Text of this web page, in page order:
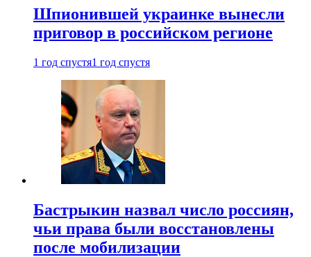
Шпионившей украинке вынесли
приговор в российском регионе
1 год спустя1 год спустя
Бастрыкин назвал число россиян,
чьи права были восстановлены
после мобилизации